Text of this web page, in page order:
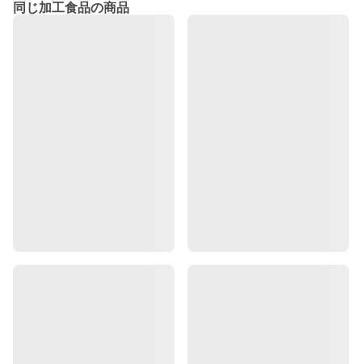
同じ加工食品の商品